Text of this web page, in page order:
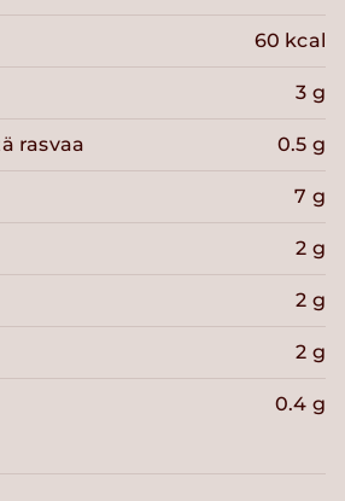
60 kcal
3 g
rasvaa 0.5 g
7 g
2 g
2 g
2 g
0.4 g